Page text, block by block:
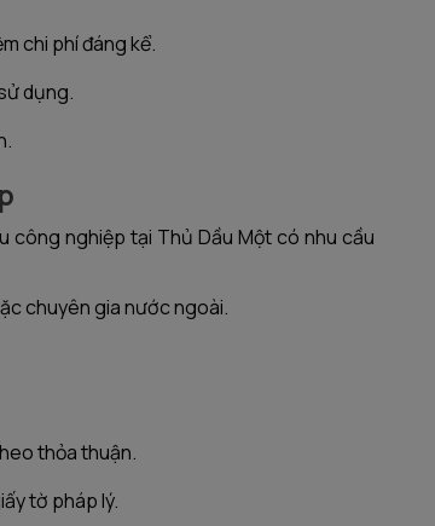
chi phí đáng kể.
dụng.
công nghiệp tại Thủ Dầu Một có nhu cầu
chuyên gia nước ngoài.
thỏa thuận.
tờ pháp lý.